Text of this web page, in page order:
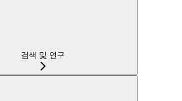
검색 및 연구